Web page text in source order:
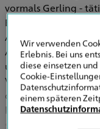
vormals Gerling -
Bereich der
Absicherung von
Architekten und
und Gutachter,
optimal absichern.
komme ich gern zu
Wir verwenden
Erlebnis. Bei uns
diese einsetzen
Cookie-
einem späteren